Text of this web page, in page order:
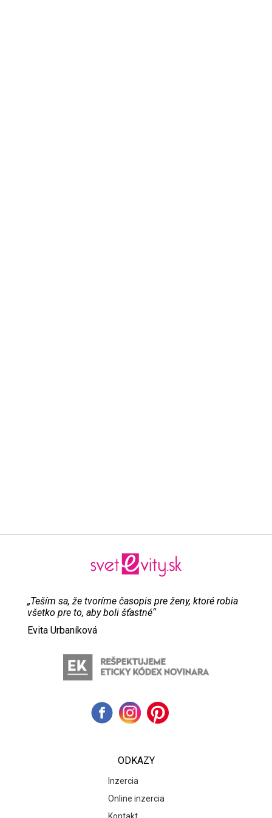
„Teším sa, že tvoríme časopis pre ženy, ktoré robia
všetko pre to, aby boli šťastné“
Evita Urbaníková
ODKAZY
Inzercia
Online inzercia
Kontakt